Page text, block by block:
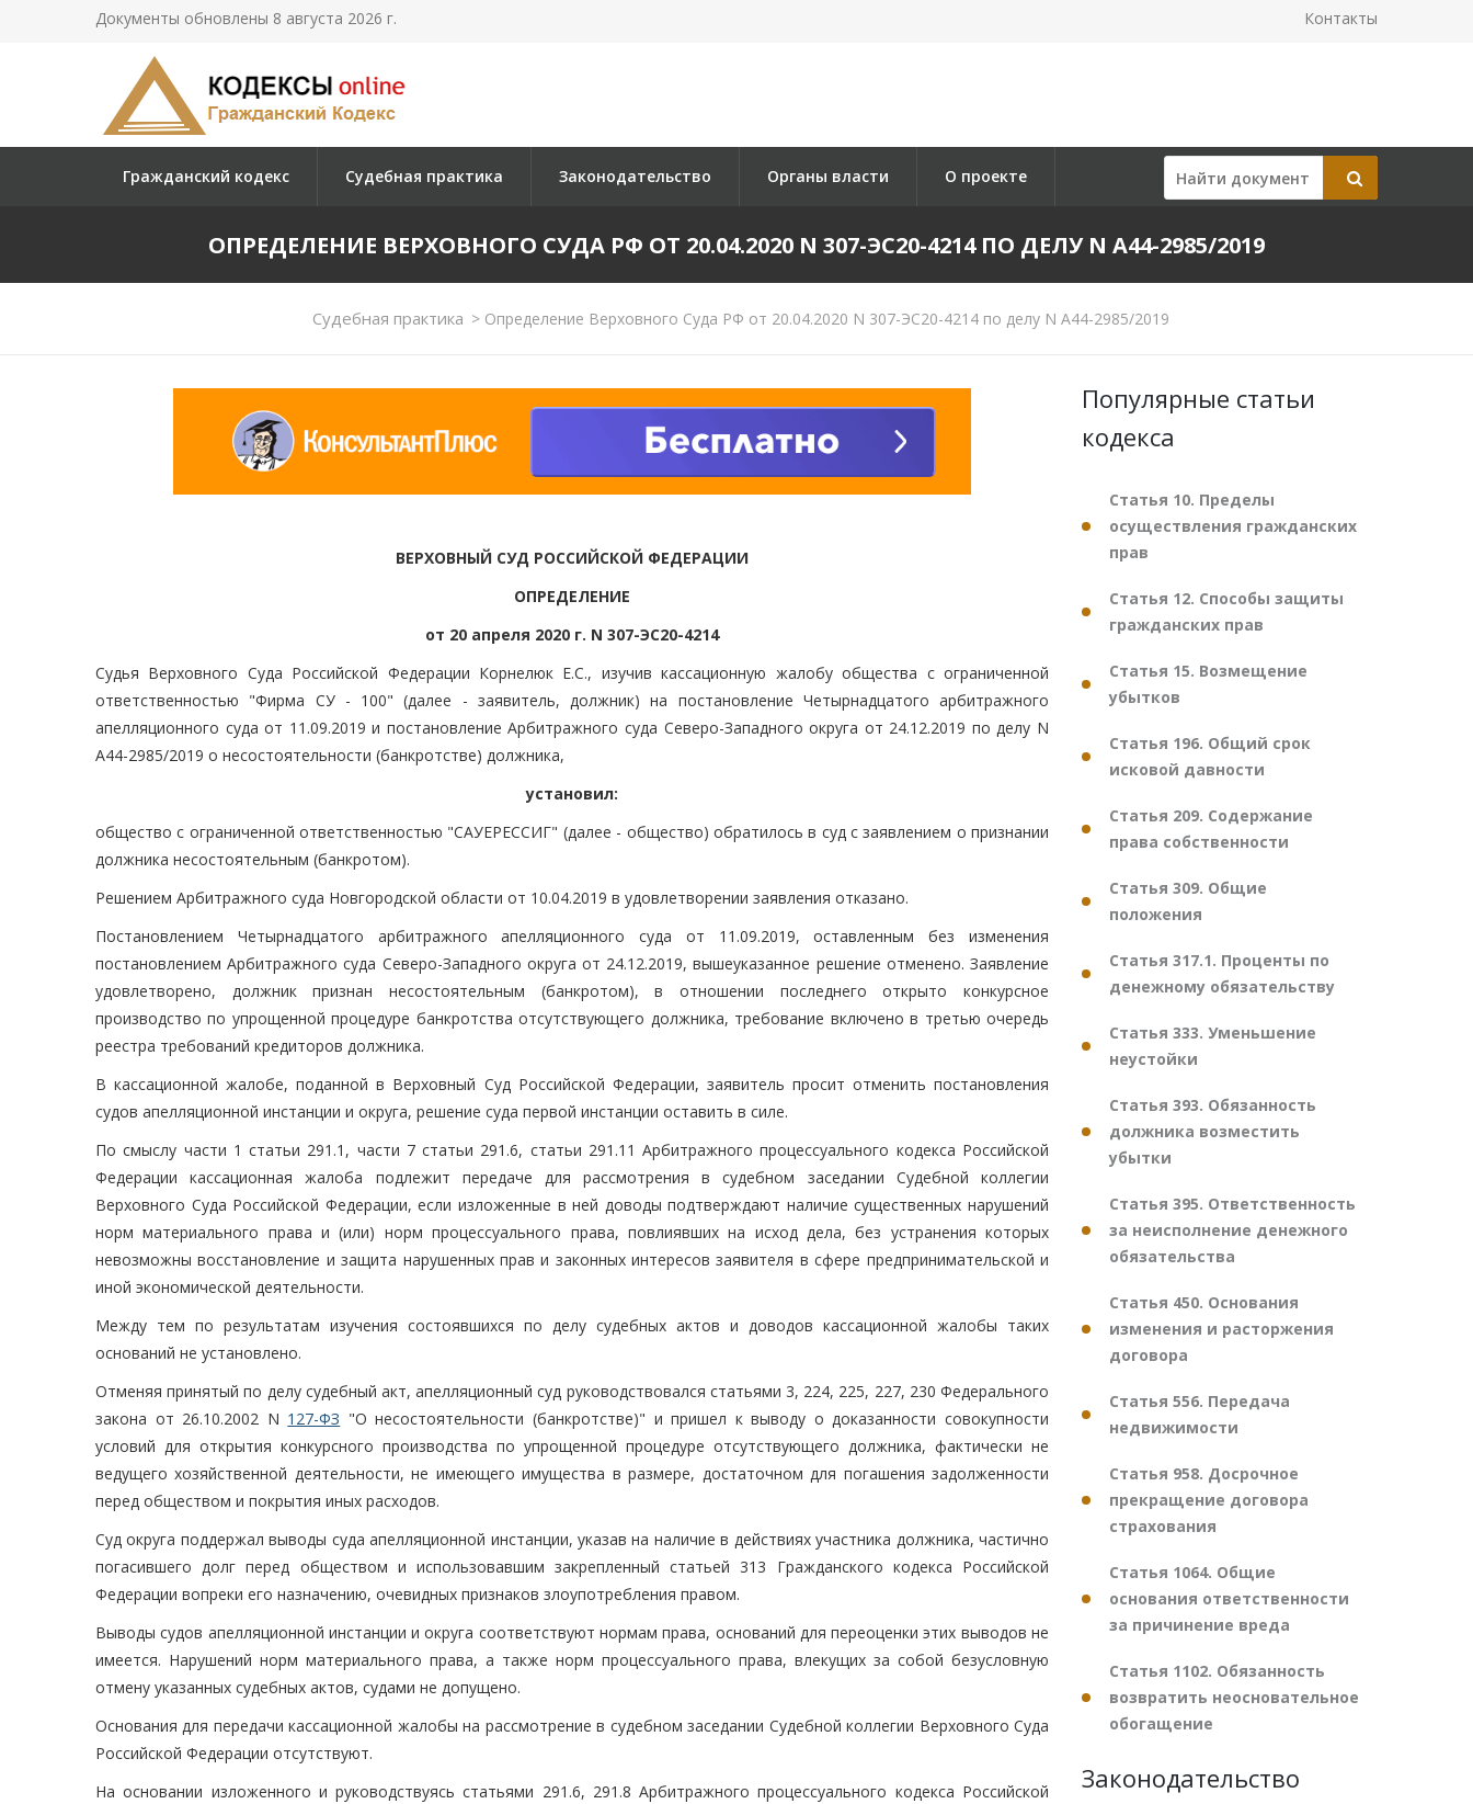
Документы обновлены 8 августа 2026 г. Контакты
Гражданский кодекс Судебная практика Законодательство Органы власти О проекте
ОПРЕДЕЛЕНИЕ ВЕРХОВНОГО СУДА РФ ОТ 20.04.2020 N 307-ЭС20-4214 ПО ДЕЛУ N А44-2985/2019
Судебная практика >Определение Верховного Суда РФ от 20.04.2020 N 307-ЭС20-4214 по делу N А44-2985/2019
ВЕРХОВНЫЙ СУД РОССИЙСКОЙ ФЕДЕРАЦИИ
ОПРЕДЕЛЕНИЕ
от 20 апреля 2020 г. N 307-ЭС20-4214
Судья Верховного Суда Российской Федерации Корнелюк Е.С., изучив кассационную жалобу общества с ограниченной
ответственностью "Фирма СУ - 100" (далее - заявитель, должник) на постановление Четырнадцатого арбитражного
апелляционного суда от 11.09.2019 и постановление Арбитражного суда Северо-Западного округа от 24.12.2019 по делу N
А44-2985/2019 о несостоятельности (банкротстве) должника,
установил:
общество с ограниченной ответственностью "САУЕРЕССИГ" (далее - общество) обратилось в суд с заявлением о признании
должника несостоятельным (банкротом).
Решением Арбитражного суда Новгородской области от 10.04.2019 в удовлетворении заявления отказано.
Постановлением Четырнадцатого арбитражного апелляционного суда от 11.09.2019, оставленным без изменения
постановлением Арбитражного суда Северо-Западного округа от 24.12.2019, вышеуказанное решение отменено. Заявление
удовлетворено, должник признан несостоятельным (банкротом), в отношении последнего открыто конкурсное
производство по упрощенной процедуре банкротства отсутствующего должника, требование включено в третью очередь
реестра требований кредиторов должника.
В кассационной жалобе, поданной в Верховный Суд Российской Федерации, заявитель просит отменить постановления
судов апелляционной инстанции и округа, решение суда первой инстанции оставить в силе.
По смыслу части 1 статьи 291.1, части 7 статьи 291.6, статьи 291.11 Арбитражного процессуального кодекса Российской
Федерации кассационная жалоба подлежит передаче для рассмотрения в судебном заседании Судебной коллегии
Верховного Суда Российской Федерации, если изложенные в ней доводы подтверждают наличие существенных нарушений
норм материального права и (или) норм процессуального права, повлиявших на исход дела, без устранения которых
невозможны восстановление и защита нарушенных прав и законных интересов заявителя в сфере предпринимательской и
иной экономической деятельности.
Между тем по результатам изучения состоявшихся по делу судебных актов и доводов кассационной жалобы таких
оснований не установлено.
Отменяя принятый по делу судебный акт, апелляционный суд руководствовался статьями 3, 224, 225, 227, 230 Федерального
закона от 26.10.2002 N 127-ФЗ "О несостоятельности (банкротстве)" и пришел к выводу о доказанности совокупности
условий для открытия конкурсного производства по упрощенной процедуре отсутствующего должника, фактически не
ведущего хозяйственной деятельности, не имеющего имущества в размере, достаточном для погашения задолженности
перед обществом и покрытия иных расходов.
Суд округа поддержал выводы суда апелляционной инстанции, указав на наличие в действиях участника должника, частично
погасившего долг перед обществом и использовавшим закрепленный статьей 313 Гражданского кодекса Российской
Федерации вопреки его назначению, очевидных признаков злоупотребления правом.
Выводы судов апелляционной инстанции и округа соответствуют нормам права, оснований для переоценки этих выводов не
имеется. Нарушений норм материального права, а также норм процессуального права, влекущих за собой безусловную
отмену указанных судебных актов, судами не допущено.
Основания для передачи кассационной жалобы на рассмотрение в судебном заседании Судебной коллегии Верховного Суда
Российской Федерации отсутствуют.
На основании изложенного и руководствуясь статьями 291.6, 291.8 Арбитражного процессуального кодекса Российской
Популярные статьи
кодекса
Статья 10. Пределы
осуществления гражданских
прав
Статья 12. Способы защиты
гражданских прав
Статья 15. Возмещение
убытков
Статья 196. Общий срок
исковой давности
Статья 209. Содержание
права собственности
Статья 309. Общие
положения
Статья 317.1. Проценты по
денежному обязательству
Статья 333. Уменьшение
неустойки
Статья 393. Обязанность
должника возместить
убытки
Статья 395. Ответственность
за неисполнение денежного
обязательства
Статья 450. Основания
изменения и расторжения
договора
Статья 556. Передача
недвижимости
Статья 958. Досрочное
прекращение договора
страхования
Статья 1064. Общие
основания ответственности
за причинение вреда
Статья 1102. Обязанность
возвратить неосновательное
обогащение
Законодательство